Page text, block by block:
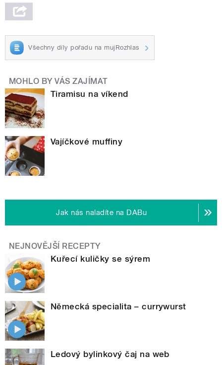
Všechny díly pořadu na mujRozhlas
MOHLO BY VÁS ZAJÍMAT
Tiramisu na víkend
Vajíčkové muffiny
Jak nás naladíte na DABu
NEJNOVĚJŠÍ RECEPTY
Kuřecí kuličky se sýrem
Německá specialita – currywurst
Ledový bylinkový čaj na web